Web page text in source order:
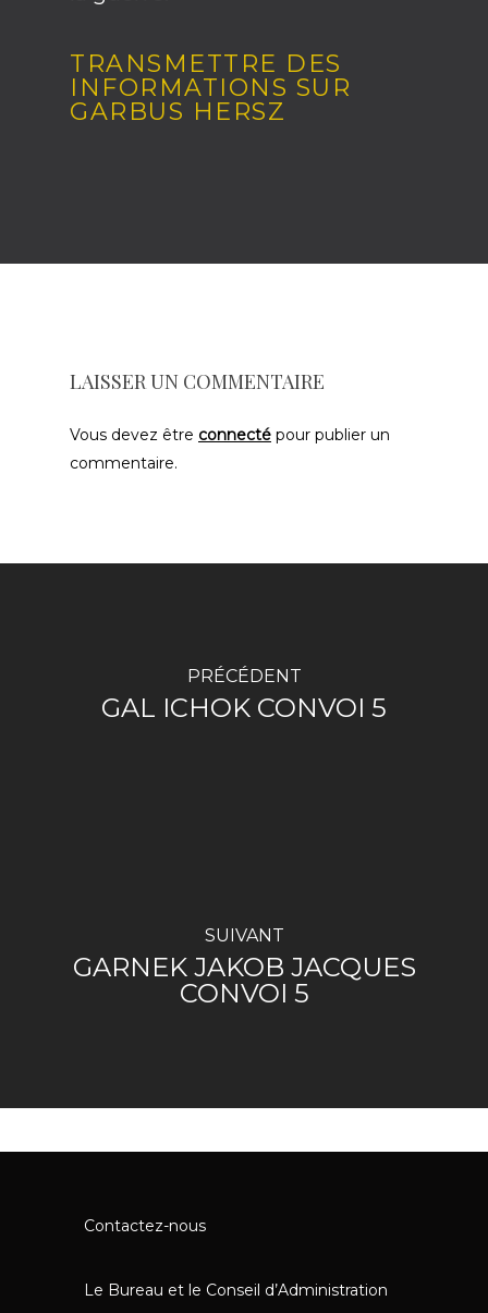
TRANSMETTRE DES
INFORMATIONS SUR
GARBUS HERSZ
LAISSER UN COMMENTAIRE
Vous devez être connecté pour publier un
commentaire.
PRÉCÉDENT
GAL ICHOK CONVOI 5
SUIVANT
GARNEK JAKOB JACQUES
CONVOI 5
Contactez-nous
Le Bureau et le Conseil d’Administration